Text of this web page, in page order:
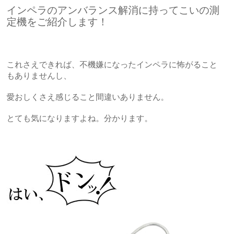
インペラのアンバランス解消に持ってこいの測
定機をご紹介します！
これさえできれば、不機嫌になったインペラに怖がること
もありませんし、
愛おしくさえ感じること間違いありません。
とても気になりますよね。分かります。